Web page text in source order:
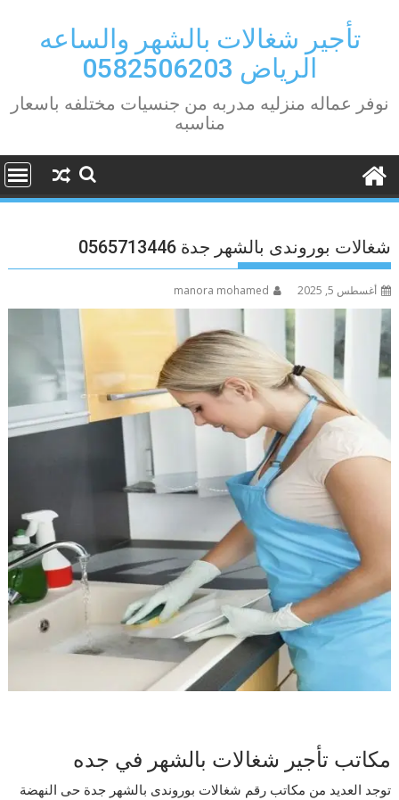
contentتأجير شغالات بالشهر والساعه
الرياض 0582506203
نوفر عماله منزليه مدربه من جنسيات مختلفه باسعار
مناسبه
شغالات بوروندى بالشهر جدة 0565713446
أغسطس 5, 2025 manora mohamed
مكاتب تأجير شغالات بالشهر في جده
توجد العديد من مكاتب رقم شغالات بوروندى بالشهر جدة حى النهضة